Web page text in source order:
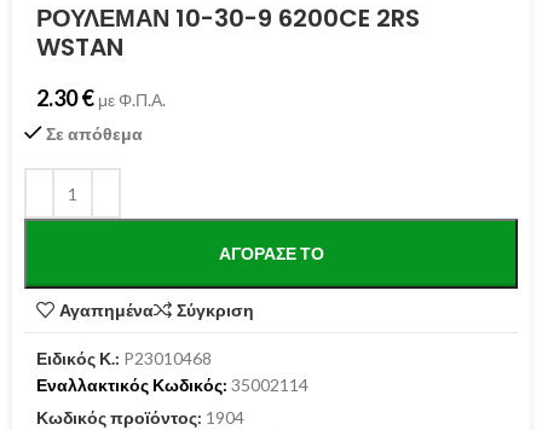
ΡΟΥΛΕΜΑΝ 10-30-9 6200CE 2RS
WSTAN
2.30€ με Φ.Π.Α.
Σε απόθεμα
ΑΓΌΡΑΣΕ ΤΟ
Αγαπημένα Σύγκριση
Ειδικός Κ.: P23010468
Εναλλακτικός Κωδικός: 35002114
Κωδικός προϊόντος: 1904